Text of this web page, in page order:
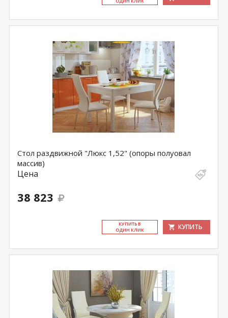
Стол раздвижной "Люкс 1,52" (опоры полуовал
массив)
Цена
38 823
КУ­ПИТЬ В
ОДИН КЛИК
КУПИТЬ